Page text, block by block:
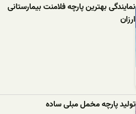
نمایندگی بهترین پارچه فلامنت بیمارستانی
ارزان
تولید پارچه مخمل مبلی ساده